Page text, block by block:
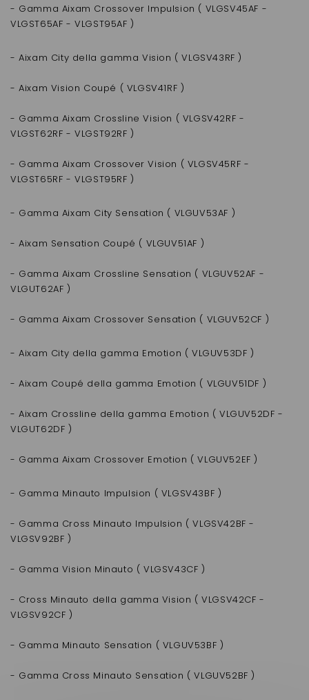
- Gamma Aixam Crossover Impulsion ( VLGSV45AF -
VLGST65AF - VLGST95AF )
- Aixam City della gamma Vision ( VLGSV43RF )
- Aixam Vision Coupé ( VLGSV41RF )
- Gamma Aixam Crossline Vision ( VLGSV42RF -
VLGST62RF - VLGST92RF )
- Gamma Aixam Crossover Vision ( VLGSV45RF -
VLGST65RF - VLGST95RF )
- Gamma Aixam City Sensation ( VLGUV53AF )
- Aixam Sensation Coupé ( VLGUV51AF )
- Gamma Aixam Crossline Sensation ( VLGUV52AF -
VLGUT62AF )
- Gamma Aixam Crossover Sensation ( VLGUV52CF )
- Aixam City della gamma Emotion ( VLGUV53DF )
- Aixam Coupé della gamma Emotion ( VLGUV51DF )
- Aixam Crossline della gamma Emotion ( VLGUV52DF -
VLGUT62DF )
- Gamma Aixam Crossover Emotion ( VLGUV52EF )
- Gamma Minauto Impulsion ( VLGSV43BF )
- Gamma Cross Minauto Impulsion ( VLGSV42BF -
VLGSV92BF )
- Gamma Vision Minauto ( VLGSV43CF )
- Cross Minauto della gamma Vision ( VLGSV42CF -
VLGSV92CF )
- Gamma Minauto Sensation ( VLGUV53BF )
- Gamma Cross Minauto Sensation ( VLGUV52BF )